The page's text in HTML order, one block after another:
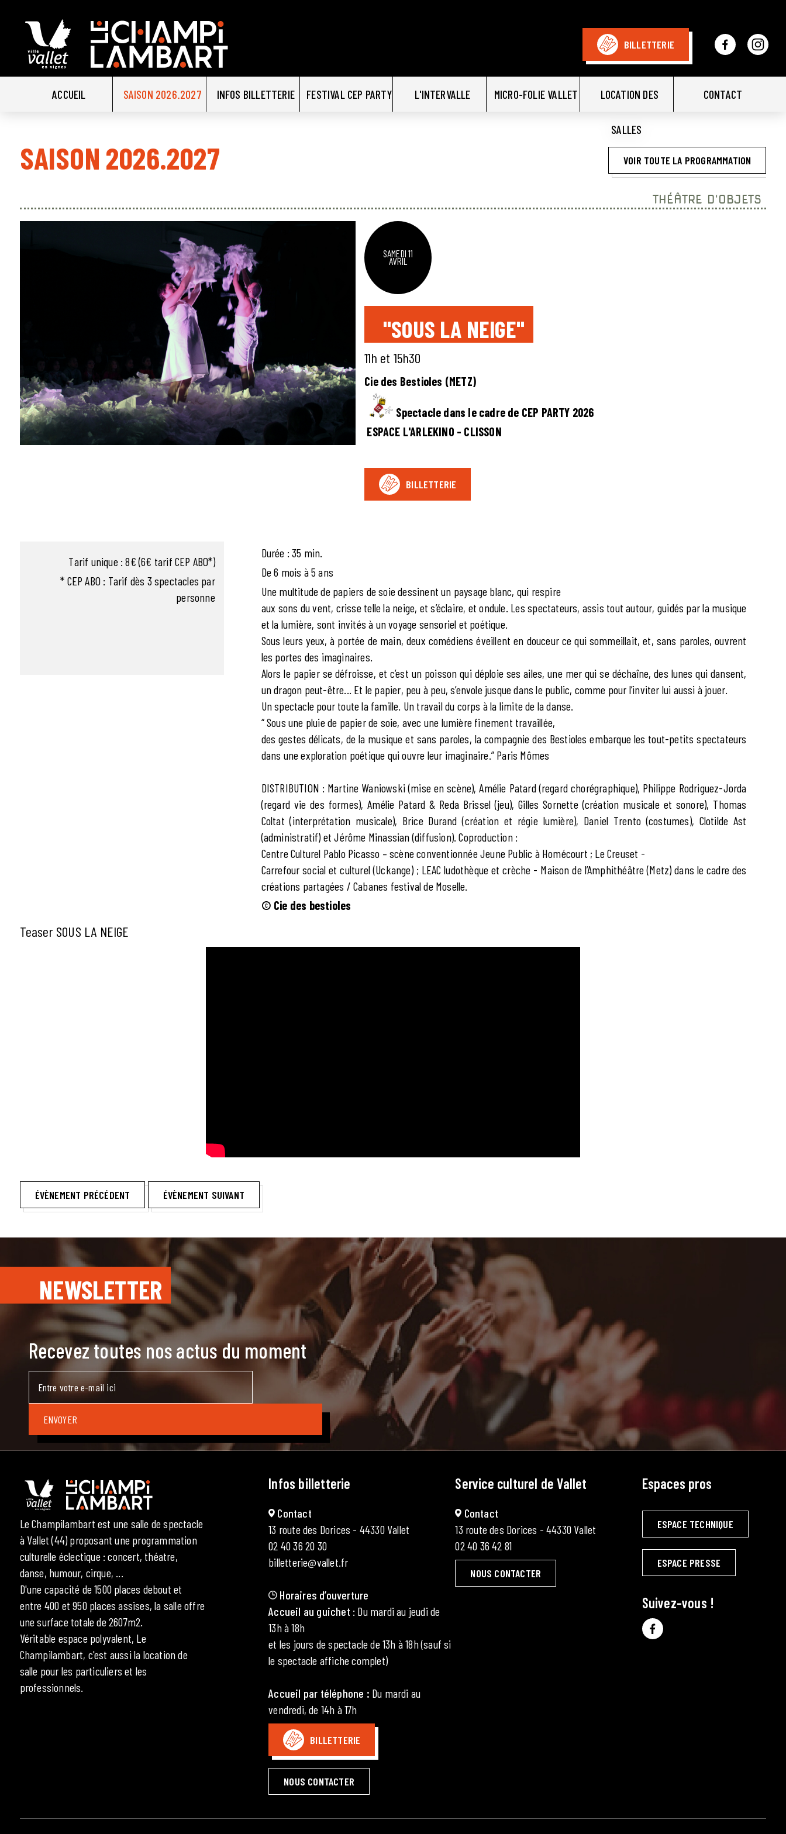
BILLETTERIE
ACCUEIL SAISON 2026.2027 INFOS BILLETTERIE FESTIVAL CEP PARTY L'INTERVALLE MICRO-FOLIE VALLET LOCATION DES
SALLES
CONTACT
SAISON 2026.2027 VOIR TOUTE LA PROGRAMMATION
THÉÂTRE D'OBJETS
SAMEDI 11
AVRIL
"SOUS LA NEIGE"
11h et 15h30
Cie des Bestioles (METZ)
Spectacle dans le cadre de CEP PARTY 2026
ESPACE L'ARLEKINO - CLISSON
BILLETTERIE
Tarif unique : 8€ (6€ tarif CEP ABO*)
* CEP ABO : Tarif dès 3 spectacles par
personne
Durée : 35 min.
De 6 mois à 5 ans
Une multitude de papiers de soie dessinent un paysage blanc, qui respire
aux sons du vent, crisse telle la neige, et s’éclaire, et ondule. Les spectateurs, assis tout autour, guidés par la musique
et la lumière, sont invités à un voyage sensoriel et poétique.
Sous leurs yeux, à portée de main, deux comédiens éveillent en douceur ce qui sommeillait, et, sans paroles, ouvrent
les portes des imaginaires.
Alors le papier se défroisse, et c’est un poisson qui déploie ses ailes, une mer qui se déchaîne, des lunes qui dansent,
un dragon peut-être... Et le papier, peu à peu, s’envole jusque dans le public, comme pour l’inviter lui aussi à jouer.
Un spectacle pour toute la famille. Un travail du corps à la limite de la danse.
“ Sous une pluie de papier de soie, avec une lumière finement travaillée,
des gestes délicats, de la musique et sans paroles, la compagnie des Bestioles embarque les tout-petits spectateurs
dans une exploration poétique qui ouvre leur imaginaire.” Paris Mômes
DISTRIBUTION : Martine Waniowski (mise en scène), Amélie Patard (regard chorégraphique), Philippe Rodriguez-Jorda
(regard vie des formes), Amélie Patard & Reda Brissel (jeu), Gilles Sornette (création musicale et sonore), Thomas
Coltat (interprétation musicale), Brice Durand (création et régie lumière), Daniel Trento (costumes), Clotilde Ast
(administratif) et Jérôme Minassian (diffusion). Coproduction :
Centre Culturel Pablo Picasso – scène conventionnée Jeune Public à Homécourt ; Le Creuset -
Carrefour social et culturel (Uckange) ; LEAC ludothèque et crèche - Maison de l’Amphithéâtre (Metz) dans le cadre des
créations partagées / Cabanes festival de Moselle.
© Cie des bestioles
Teaser SOUS LA NEIGE
ÉVÈNEMENT PRÉCÉDENT ÉVÈNEMENT SUIVANT
NEWSLETTER
Recevez toutes nos actus du moment
Le Champilambart est une salle de spectacle
à Vallet (44) proposant une programmation
culturelle éclectique : concert, théatre,
danse, humour, cirque, ...
D'une capacité de 1500 places debout et
entre 400 et 950 places assises, la salle offre
une surface totale de 2607m2.
Véritable espace polyvalent, Le
Champilambart, c'est aussi la location de
salle pour les particuliers et les
professionnels.
Infos billetterie
Contact
13 route des Dorices - 44330 Vallet
02 40 36 20 30
billetterie@vallet.fr
Horaires d’ouverture
Accueil au guichet : Du mardi au jeudi de
13h à 18h
et les jours de spectacle de 13h à 18h (sauf si
le spectacle affiche complet)
Accueil par téléphone : Du mardi au
vendredi, de 14h à 17h
BILLETTERIE
NOUS CONTACTER
Service culturel de Vallet
Contact
13 route des Dorices - 44330 Vallet
02 40 36 42 81
NOUS CONTACTER
Espaces pros
ESPACE TECHNIQUE
ESPACE PRESSE
Suivez-vous !